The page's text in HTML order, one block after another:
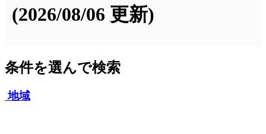
(2026/08/06 更新)
条件を選んで検索
地域